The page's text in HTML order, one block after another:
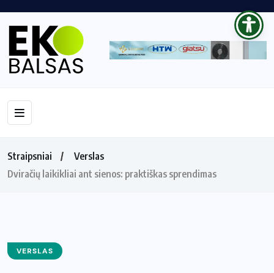
Straipsniai
Verslas
Dviračių laikikliai ant sienos: praktiškas sprendimas
VERSLAS